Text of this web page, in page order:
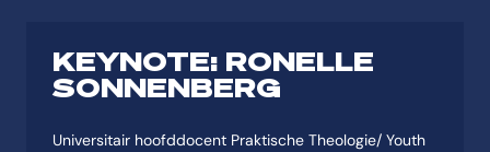
KEYNOTE: RONELLE
SONNENBERG
Universitair hoofddocent Praktische Theologie/ Youth